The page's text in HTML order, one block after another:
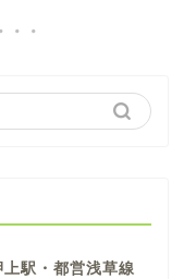
駅・都営浅草線